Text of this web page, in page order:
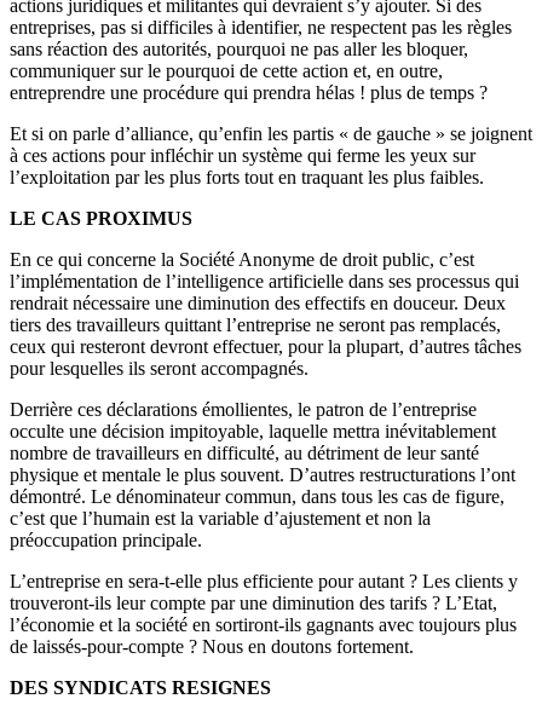
actions juridiques et militantes qui devraient s’y ajouter. Si des
entreprises, pas si difficiles à identifier, ne respectent pas les règles
sans réaction des autorités, pourquoi ne pas aller les bloquer,
communiquer sur le pourquoi de cette action et, en outre,
entreprendre une procédure qui prendra hélas ! plus de temps ?
Et si on parle d’alliance, qu’enfin les partis « de gauche » se joignent
à ces actions pour infléchir un système qui ferme les yeux sur
l’exploitation par les plus forts tout en traquant les plus faibles.
LE CAS PROXIMUS
En ce qui concerne la Société Anonyme de droit public, c’est
l’implémentation de l’intelligence artificielle dans ses processus qui
rendrait nécessaire une diminution des effectifs en douceur. Deux
tiers des travailleurs quittant l’entreprise ne seront pas remplacés,
ceux qui resteront devront effectuer, pour la plupart, d’autres tâches
pour lesquelles ils seront accompagnés.
Derrière ces déclarations émollientes, le patron de l’entreprise
occulte une décision impitoyable, laquelle mettra inévitablement
nombre de travailleurs en difficulté, au détriment de leur santé
physique et mentale le plus souvent. D’autres restructurations l’ont
démontré. Le dénominateur commun, dans tous les cas de figure,
c’est que l’humain est la variable d’ajustement et non la
préoccupation principale.
L’entreprise en sera-t-elle plus efficiente pour autant ? Les clients y
trouveront-ils leur compte par une diminution des tarifs ? L’Etat,
l’économie et la société en sortiront-ils gagnants avec toujours plus
de laissés-pour-compte ? Nous en doutons fortement.
DES SYNDICATS RESIGNES